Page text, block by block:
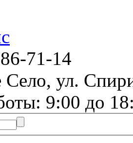
71-14
Село, ул.
9:00 до